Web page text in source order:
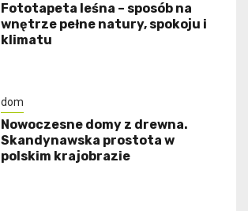
​Fototapeta leśna – sposób na
wnętrze pełne natury, spokoju i
klimatu
dom
Nowoczesne domy z drewna.
Skandynawska prostota w
polskim krajobrazie